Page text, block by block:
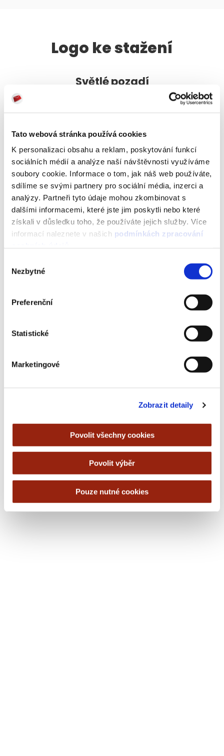
Tato webová stránka používá cookies
K personalizaci obsahu a reklam, poskytování funkcí
sociálních médií a analýze naší návštěvnosti využíváme
soubory cookie. Informace o tom, jak náš web používáte,
sdílíme se svými partnery pro sociální média, inzerci a
analýzy. Partneři tyto údaje mohou zkombinovat s
dalšími informacemi, které jste jim poskytli nebo které
získali v důsledku toho, že používáte jejich služby. Více
informací naleznete v našich podmínkách zpracování
souhlasu
Nezbytné
Preferenční
Statistické
Marketingové
Zobrazit detaily
Povolit všechny cookies
Povolit výběr
Pouze nutné cookies
Logo ke stažení
Světlé pozadí
Verze pro obrazovku
Verze pro obrazovku
Verze pro tisk